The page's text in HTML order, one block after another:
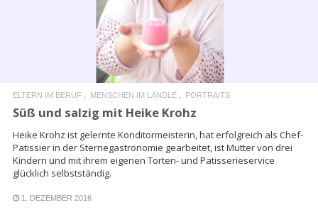
ELTERN IM BERUF MENSCHEN IM LÄNDLE PORTRAITS
Süß und salzig mit Heike Krohz
Heike Krohz ist gelernte Konditormeisterin, hat erfolgreich als Chef-
Patissier in der Sternegastronomie gearbeitet, ist Mutter von drei
Kindern und mit ihrem eigenen Torten- und Patisserieservice
glücklich selbstständig.
1. DEZEMBER 2016